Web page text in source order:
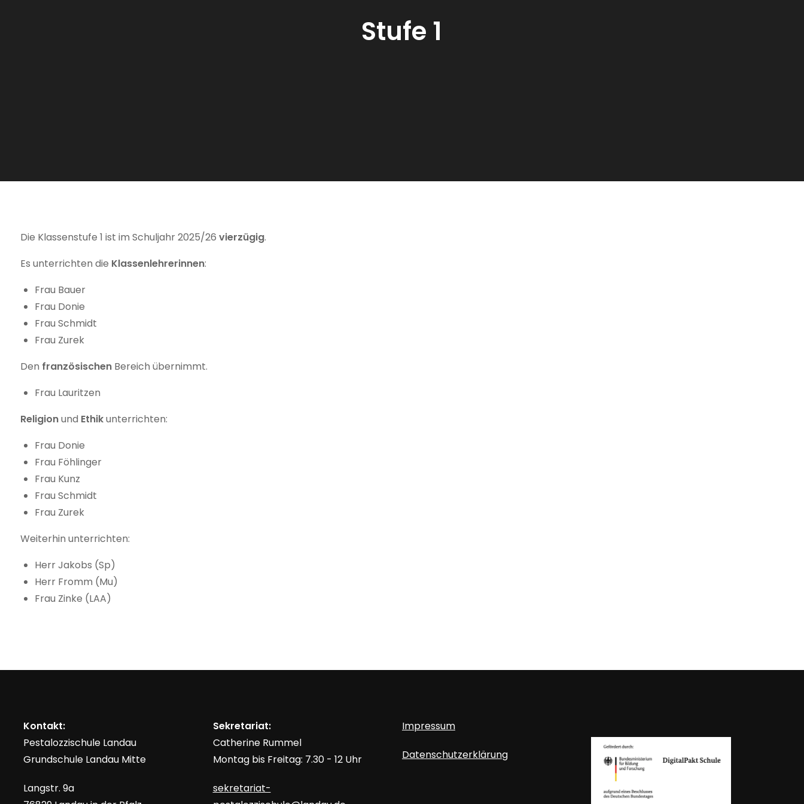
Stufe 1
Die Klassenstufe 1 ist im Schuljahr 2025/26 vierzügig.
Es unterrichten die Klassenlehrerinnen:
Frau Bauer
Frau Donie
Frau Schmidt
Frau Zurek
Den französischenBereich übernimmt.
Frau Lauritzen
Religionund Ethikunterrichten:
Frau Donie
Frau Föhlinger
Frau Kunz
Frau Schmidt
Frau Zurek
Weiterhin unterrichten:
Herr Jakobs (Sp)
Herr Fromm (Mu)
Frau Zinke (LAA)
Kontakt:
Pestalozzischule Landau
Grundschule Landau Mitte
Langstr. 9a
Sekretariat:
Catherine Rummel
Montag bis Freitag: 7.30 - 12 Uhr
sekretariat-
Impressum
Datenschutzerklärung